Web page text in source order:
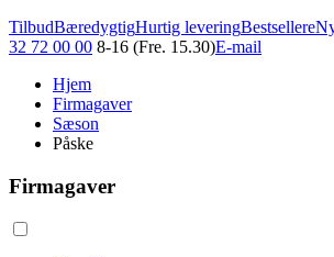
TilbudBæredygtigHurtig leveringBestsellere
32 72 00 00 8-16 (Fre. 15.30)E-mail
Hjem
Firmagaver
Sæson
Påske
Firmagaver